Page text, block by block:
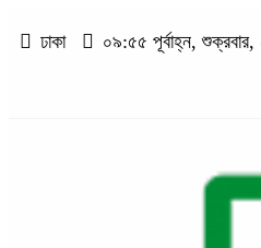
ঢাকা ০৯:৫৫ পূর্বাহ্ন,